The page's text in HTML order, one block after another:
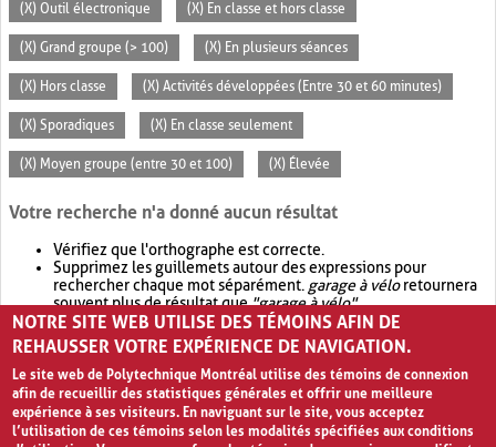
(X) Outil électronique (X) En classe et hors classe
(X) Grand groupe (> 100) (X) En plusieurs séances
(X) Hors classe (X) Activités développées (Entre 30 et 60 minutes)
(X) Sporadiques (X) En classe seulement
(X) Moyen groupe (entre 30 et 100) (X) Élevée
Votre recherche n'a donné aucun résultat
Vérifiez que l'orthographe est correcte.
Supprimez les guillemets autour des expressions pour
rechercher chaque mot séparément. garage à véloretournera
souvent plus de résultat que"garage à vélo".
Envisagez d'élargir votre recherche avec OR.garage OR vélo
retournera souvent plus de résultat quegarage à vélo
NOTRE SITE WEB UTILISE DES TÉMOINS AFIN DE
REHAUSSER VOTRE EXPÉRIENCE DE NAVIGATION.
Le site web de Polytechnique Montréal utilise des témoins de connexion
afin de recueillir des statistiques générales et offrir une meilleure
expérience à ses visiteurs. En naviguant sur le site, vous acceptez
l’utilisation de ces témoins selon les modalités spécifiées aux conditions